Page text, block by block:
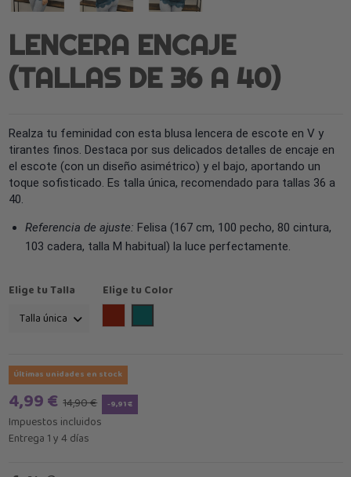
LENCERA ENCAJE
(TALLAS DE 36 A 40)
Realza tu feminidad con esta blusa lencera de escote en V y
tirantes finos. Destaca por sus delicados detalles de encaje en
el escote (con un diseño asimétrico) y el bajo, aportando un
toque sofisticado. Es talla única, recomendado para tallas 36 a
40.
Referencia de ajuste: Felisa (167 cm, 100 pecho, 80 cintura,
103 cadera, talla M habitual) la luce perfectamente.
Elige tu Talla
Elige tu Color
Últimas unidades en stock
4,99 € 14,90 € -9,91 €
Impuestos incluidos
Entrega 1 y 4 días